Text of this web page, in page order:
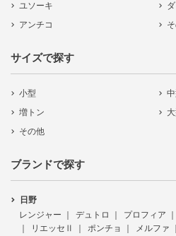
ユソーキ
アンチコ
サイズで探す
小型
増トン
その他
ブランドで探す
日野
レンジャー
デュトロ プロフィア
リエッセⅡ
ポンチョ メルファ